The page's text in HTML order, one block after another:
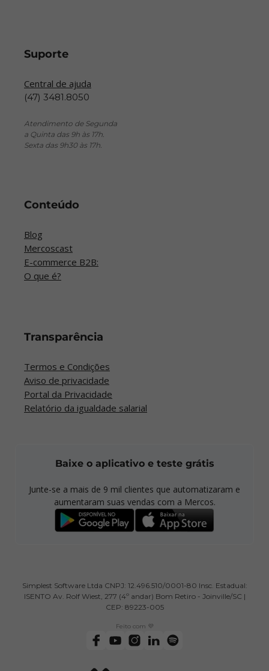
Conteúdo
Blog
Mercoscast
E-commerce B2B:
O que é?
Suporte
Central de ajuda
(47) 3481.8050
Atendimento de Segunda
a Quinta das 9h às 17h.
Sexta das 9h30 às 17h.
Transparência
Termos e Condições
Aviso de privacidade
Portal da Privacidade
Relatório da igualdade salarial
Baixe o aplicativo e teste grátis
Junte-se a mais de 9 mil clientes que automatizaram e
aumentaram suas vendas com a Mercos.
Simplest Software Ltda CNPJ: 12.496.510/0001-80 Insc. Estadual:
ISENTO Av. Rolf Wiest, 277 (4º andar) Bom Retiro - Joinville/SC |
CEP: 89223-005
Feito com 💜